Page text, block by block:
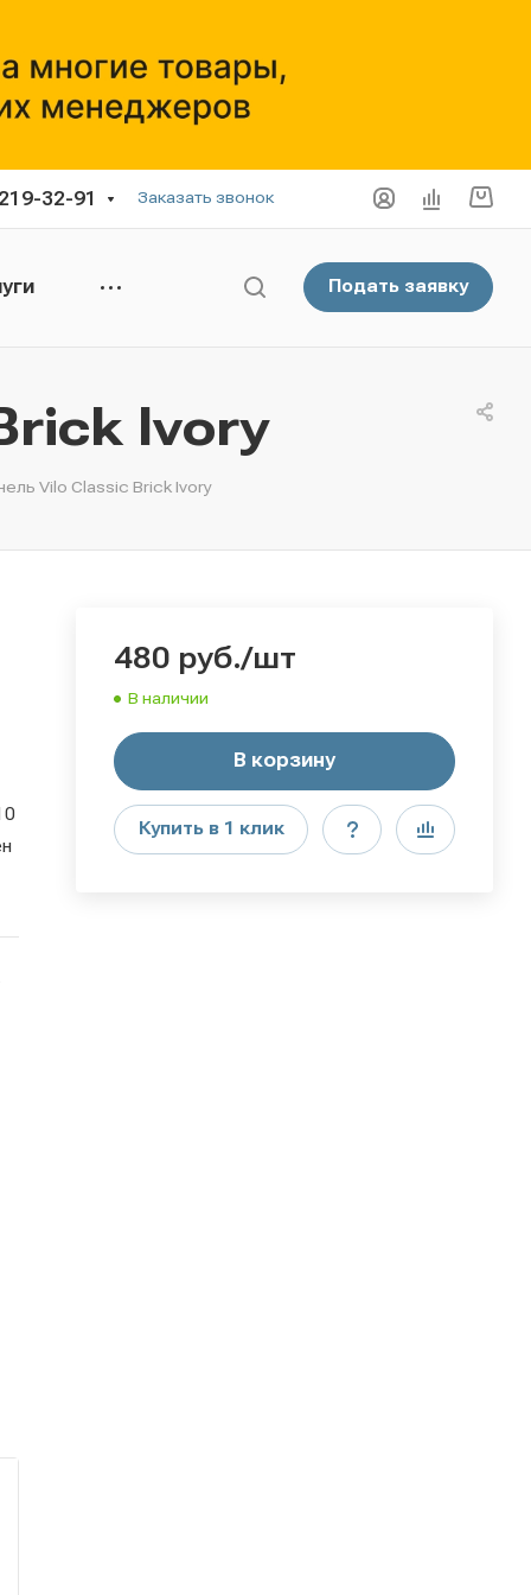
32-91 Заказать звонок
Подать заявку
Ivory
Vilo Classic Brick Ivory
480 руб./шт
В наличии
В корзину
Купить в 1 клик